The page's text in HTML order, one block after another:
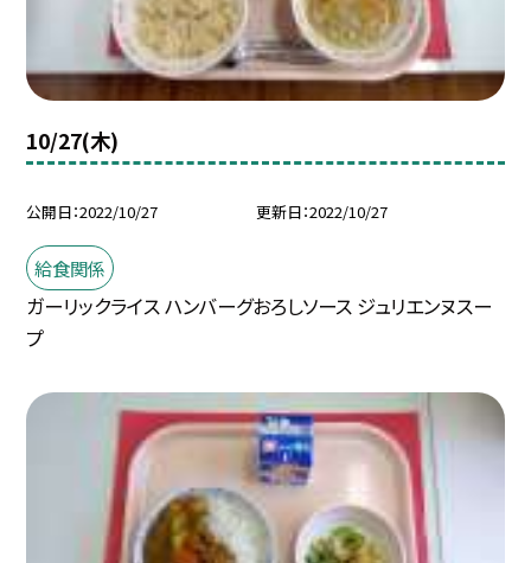
10/27(木)
公開日 2022/10/27 更新日 2022/10/27
給食関係
ガーリックライス ハンバーグおろしソース ジュリエンヌスー
プ